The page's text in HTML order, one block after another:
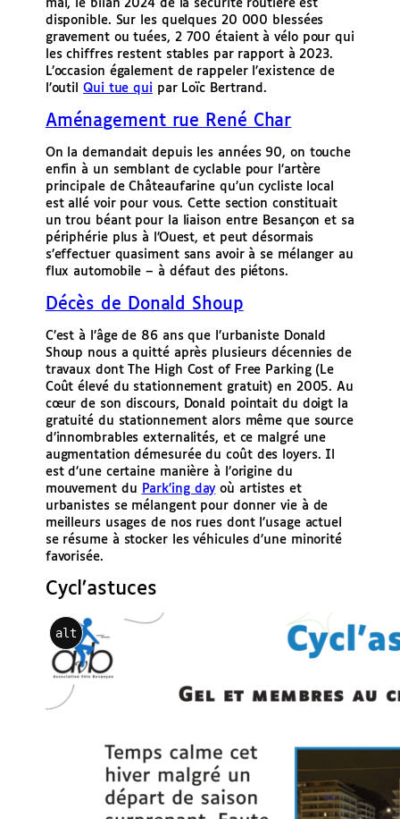
mai, le bilan 2024 de la sécurité routière est
disponible. Sur les quelques 20 000 blessées
gravement ou tuées, 2 700 étaient à vélo pour qui
les chiffres restent stables par rapport à 2023.
L’occasion également de rappeler l’existence de
l’outil Qui tue qui par Loïc Bertrand.
Aménagement rue René Char
On la demandait depuis les années 90, on touche
enfin à un semblant de cyclable pour l’artère
principale de Châteaufarine qu’un cycliste local
est allé voir pour vous. Cette section constituait
un trou béant pour la liaison entre Besançon et sa
périphérie plus à l’Ouest, et peut désormais
s’effectuer quasiment sans avoir à se mélanger au
flux automobile – à défaut des piétons.
Décès de Donald Shoup
C’est à l’âge de 86 ans que l’urbaniste Donald
Shoup nous a quitté après plusieurs décennies de
travaux dont The High Cost of Free Parking (Le
Coût élevé du stationnement gratuit) en 2005. Au
cœur de son discours, Donald pointait du doigt la
gratuité du stationnement alors même que source
d’innombrables externalités, et ce malgré une
augmentation démesurée du coût des loyers. Il
est d’une certaine manière à l’origine du
mouvement du
Park’ing dayoù artistes et
urbanistes se mélangent pour donner vie à de
meilleurs usages de nos rues dont l’usage actuel
se résume à stocker les véhicules d’une minorité
favorisée.
Cycl’astuces
alt